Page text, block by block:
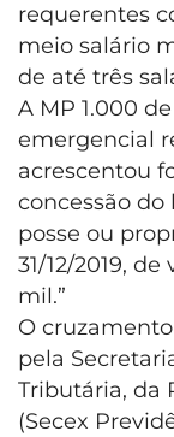
requerentes
meio salário
de até três
A MP 1.000
emergencial
acrescentou
concessão
posse ou
31/12/2019,
mil.”
O
pela
Tributária, da
(Secex